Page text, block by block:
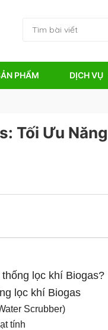
PHẨM DỊCH VỤ
Tối Ưu
lọc khí Biogas?
lọc khí Biogas
Scrubber)
tính